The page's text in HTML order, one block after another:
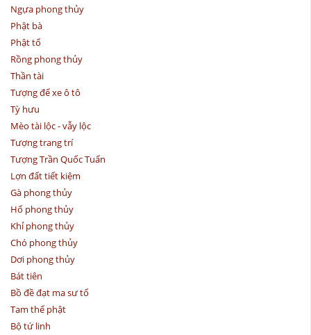
Ngựa phong thủy
Phật bà
Phật tổ
Rồng phong thủy
Thần tài
Tượng để xe ô tô
Tỳ hưu
Mèo tài lộc - vẫy lộc
Tượng trang trí
Tượng Trần Quốc Tuấn
Lợn đất tiết kiệm
Gà phong thủy
Hổ phong thủy
Khỉ phong thủy
Chó phong thủy
Dơi phong thủy
Bát tiên
Bồ đề đạt ma sư tổ
Tam thế phật
Bộ tứ linh